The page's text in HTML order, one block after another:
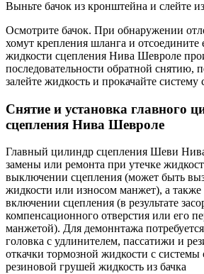
Выньте бачок из кронштейна и слейте
Осмотрите бачок. При обнаружении
хомут крепления шланга и отсоедините
жидкости сцепления Нива Шевроле
последовательности обратной снятию,
залейте жидкость и прокачайте систему
Снятие и установка главного
сцепления Нива Шевроле
Главный цилиндр сцепления Шеви
замены или ремонта при утечке
выключении сцепления (может быть
жидкости или износом манжет), а
включении сцепления (в результате
компенсационного отверстия или его
манжетой). Для демоннтажа
головка с удлинителем, пассатижи и
откачки тормозной жидкости с системы
резиновой грушей жидкость из бачка